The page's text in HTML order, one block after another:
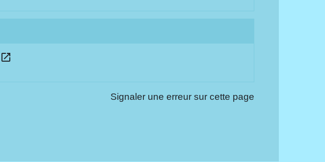
open_in_new
Signaler une erreur sur cette page